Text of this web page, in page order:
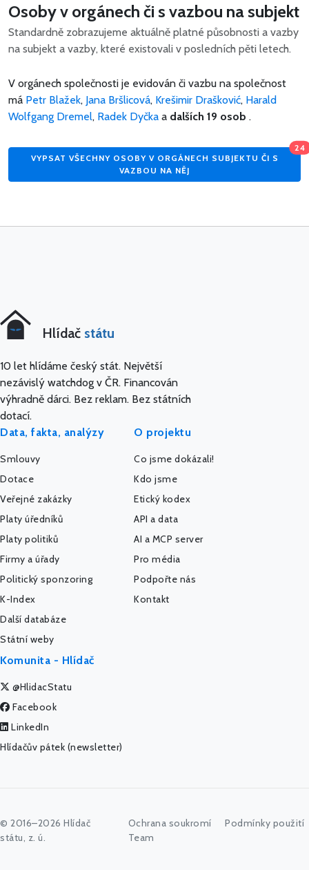
Osoby v orgánech či s vazbou na subjekt
Standardně zobrazujeme aktuálně platné působnosti a vazby
na subjekt a vazby, které existovali v posledních pěti letech.
V orgánech společnosti je evidován či vazbu na společnost
má Petr Blažek, Jana Bršlicová, Krešimir Drašković, Harald
Wolfgang Dremel, Radek Dyčka a dalších 19 osob .
VYPSAT VŠECHNY OSOBY V ORGÁNECH SUBJEKTU ČI S
VAZBOU NA NĚJ
24
Hlídač státu
10 let hlídáme český stát. Největší
nezávislý watchdog v ČR. Financován
výhradně dárci. Bez reklam. Bez státních
dotací.
Data, fakta, analýzy
Smlouvy
Dotace
Veřejné zakázky
Platy úředníků
Platy politiků
Firmy a úřady
Politický sponzoring
K-Index
Další databáze
Státní weby
O projektu
Co jsme dokázali!
Kdo jsme
Etický kodex
API a data
AI a MCP server
Pro média
Podpořte nás
Kontakt
Komunita - Hlídač
@HlidacStatu
Facebook
LinkedIn
Hlídačův pátek (newsletter)
© 2016–2026 Hlídač
státu, z. ú.
Ochrana soukromí
Podmínky použití
Team